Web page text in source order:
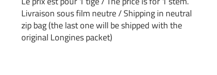
Livraison sous film neutre / Shipping in neutral
zip bag (the last one will be shipped with the
original Longines packet)